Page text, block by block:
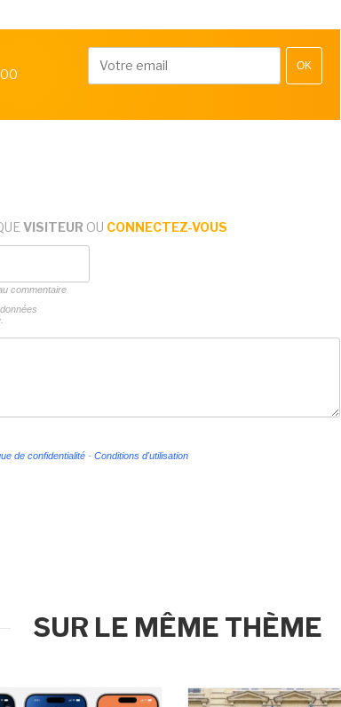
OK
VISITEUR OU CONNECTEZ-VOUS
commentaire
de confidentialité - Conditions d'utilisation
SUR LE MÊME THÈME